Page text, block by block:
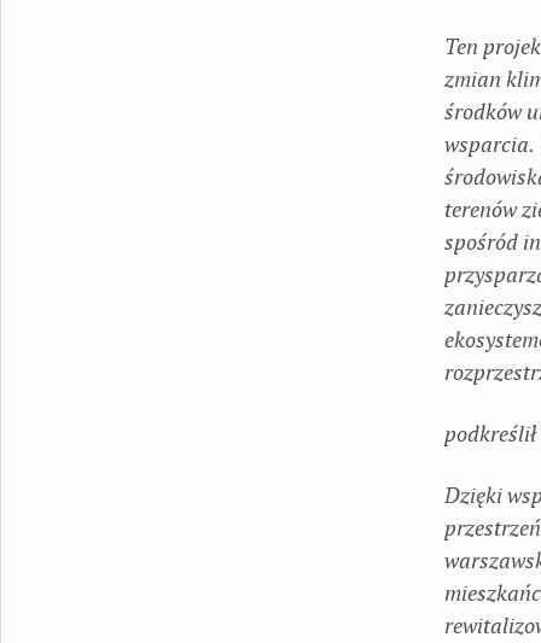
Ten
zmian
środków
wsparcia.
terenów
spośród
podkreślił
Dzięki